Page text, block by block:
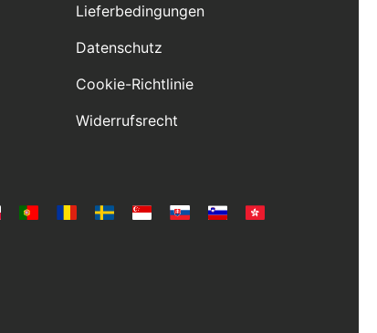
Lieferbedingungen
Datenschutz
Cookie-Richtlinie
Widerrufsrecht